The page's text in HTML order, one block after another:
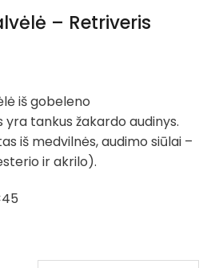
– Retriveris
iš gobeleno
yra tankus žakardo audinys.
iš medvilnės, audimo siūlai –
ir akrilo).